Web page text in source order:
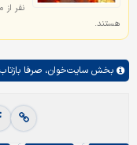
هستند.
بخش سایت‌خوان، صرفا